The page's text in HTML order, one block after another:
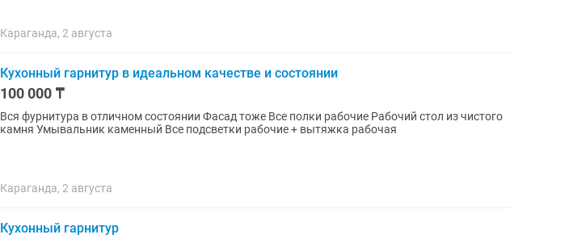
Караганда, 2 августа
Кухонный гарнитур в идеальном качестве и состоянии
100 000 ₸
Вся фурнитура в отличном состоянии Фасад тоже Все полки рабочие Рабочий стол из чистого
камня Умывальник каменный Все подсветки рабочие + вытяжка рабочая
Караганда, 2 августа
Кухонный гарнитур